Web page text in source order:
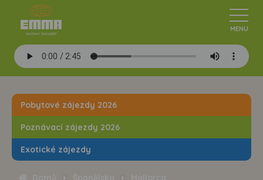
Pobytové zájezdy 2026
Poznávací zájezdy 2026
Exotické zájezdy